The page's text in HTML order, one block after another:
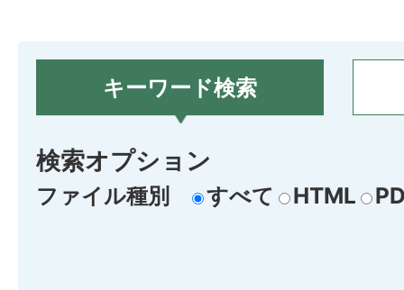
キーワード検索
検索オプション
ファイル種別 すべて HTML